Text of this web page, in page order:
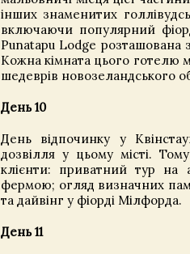
інших знаменитих
включаючи популярний
Punatapu Lodge розташована
Кожна кімната цього готелю
шедеврів новозеландського
День 10
День відпочинку у
дозвілля у цьому місті.
клієнти: приватний тур на
фермою; огляд визначних
та дайвінг у фіорді Мілфорда.
День 11